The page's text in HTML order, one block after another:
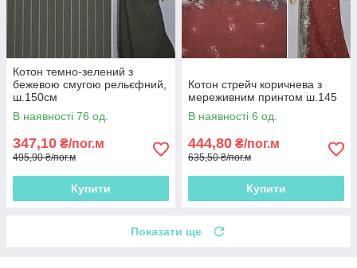
Котон темно-зелений з
бежевою смугою рельєфний,
ш.150см
В наявності 76 од.
347,10 ₴/пог.м
495,90 ₴/пог.м
Купити
Котон стрейч коричнева з
мереживним принтом ш.145
В наявності 6 од.
444,80 ₴/пог.м
635,50 ₴/пог.м
Купити
Показати ще